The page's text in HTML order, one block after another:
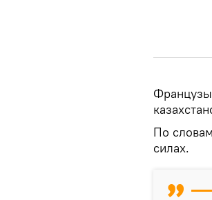
По
силах.